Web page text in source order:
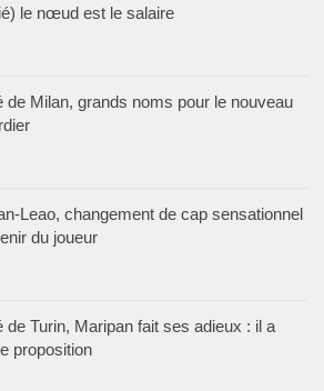
le nœud est le salaire
de Milan, grands noms pour le nouveau
Leao, changement de cap sensationnel
du joueur
de Turin, Maripan fait ses adieux : il a
proposition